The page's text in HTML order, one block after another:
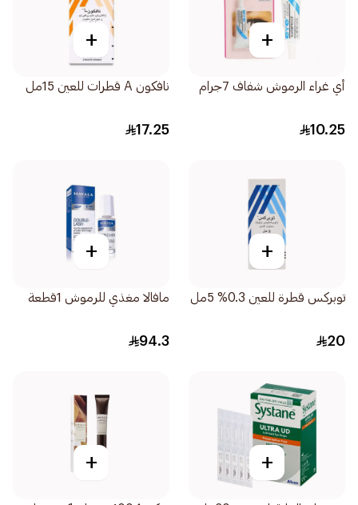
+
أي غراء الرموش شفاف 7جرام
10.25
+
نافكون A قطرات للعين 15مل
17.25
+
توبركس قطرة للعين 0.3% 5مل
20
+
مافالا مغذي للرموش 1قطعة
94.3
+
+